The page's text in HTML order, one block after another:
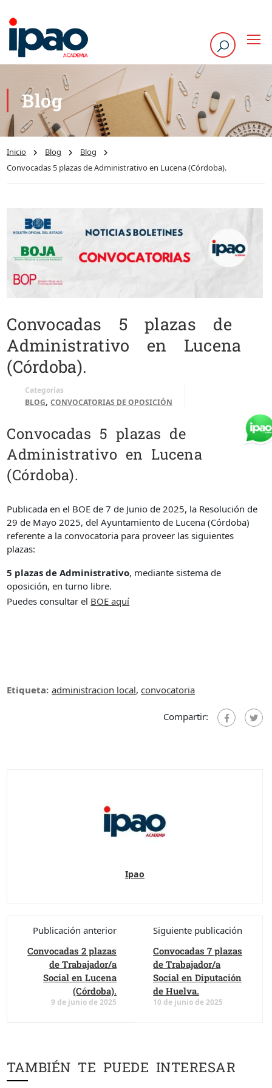
Blog
Inicio Blog
Blog
Convocadas 5 plazas de Administrativo en Lucena (Córdoba).
Convocadas 5 plazas de
Administrativo en Lucena
(Córdoba).
Categorías
BLOG,CONVOCATORIAS DE OPOSICIÓN
Convocadas 5 plazas de
Administrativo en Lucena
(Córdoba).
Publicada en el BOE de 7 de Junio de 2025, la Resolución de
29 de Mayo 2025, del Ayuntamiento de Lucena (Córdoba)
referente a la convocatoria para proveer las siguientes
plazas:
5 plazas de Administrativo, mediante sistema de
oposición, en turno libre.
Puedes consultar el BOE aquí
Etiqueta: administracion local,convocatoria
Compartir:
Ipao
Publicación anterior
Convocadas 2 plazas
de Trabajador/a
Social en Lucena
(Córdoba).
9 de junio de 2025
Siguiente publicación
Convocadas 7 plazas
de Trabajador/a
Social en Diputación
de Huelva.
10 de junio de 2025
TAMBIÉN TE PUEDE INTERESAR